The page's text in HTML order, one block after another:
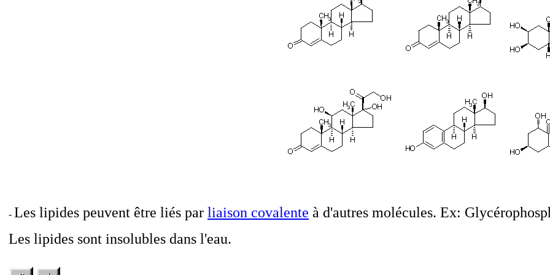
- Les lipides peuvent être liés par liaison covalente à d'autres molécules. Ex:
Les lipides sont insolubles dans l'eau.